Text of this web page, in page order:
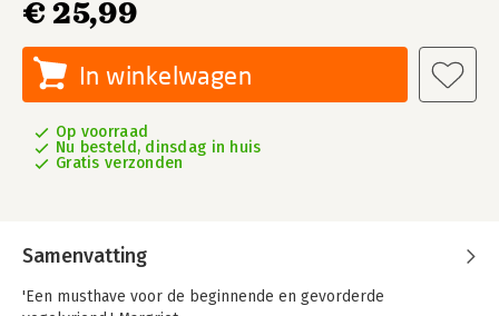
€ 25,99
In winkelwagen
Op voorraad
Nu besteld, dinsdag in huis
Gratis verzonden
Samenvatting
'Een musthave voor de beginnende en gevorderde